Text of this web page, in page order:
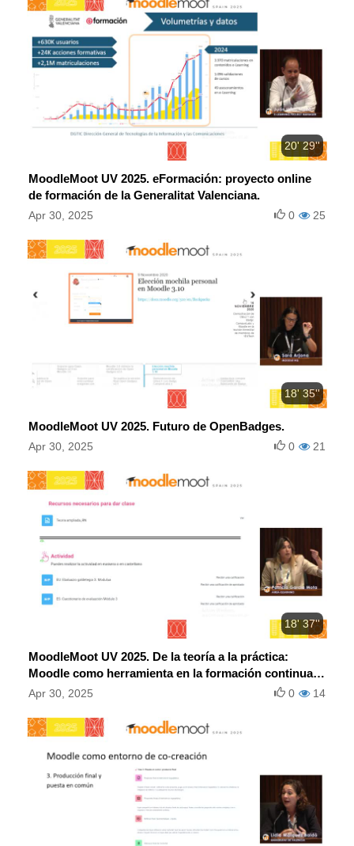
20' 29''
MoodleMoot UV 2025. eFormación: proyecto online
de formación de la Generalitat Valenciana.
Apr 30, 2025 25
0
18' 35''
MoodleMoot UV 2025. Futuro de OpenBadges.
Apr 30, 2025 21
0
18' 37''
MoodleMoot UV 2025. De la teoría a la práctica:
Moodle como herramienta en la formación continua
universitaria.
Apr 30, 2025 14
0